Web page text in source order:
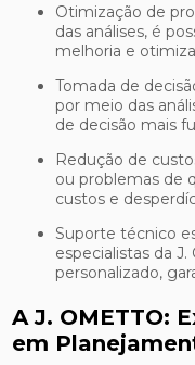
Otimização de processos: Com base nos resultados
das análises, é
melhoria e
Tomada de decisão embasada: As informações obtidas
por meio das
de decisão mais
Redução de custos: A identificação precoce de desvios
ou problemas de
custos e
Suporte técnico especializado: A equipe de
especialistas da
personalizado,
A J. OMETTO:
em